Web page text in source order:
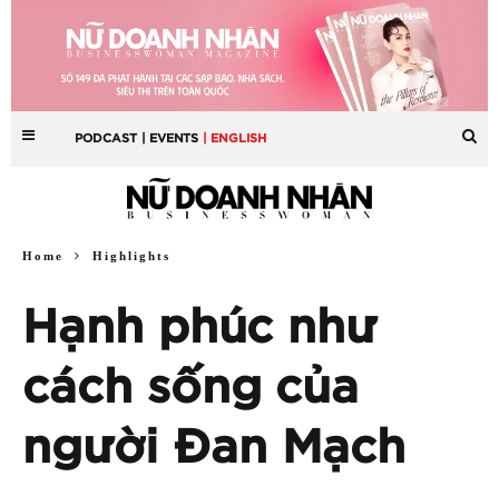
PODCAST | EVENTS | ENGLISH
Home Highlights
Hạnh phúc như
cách sống của
người Đan Mạch